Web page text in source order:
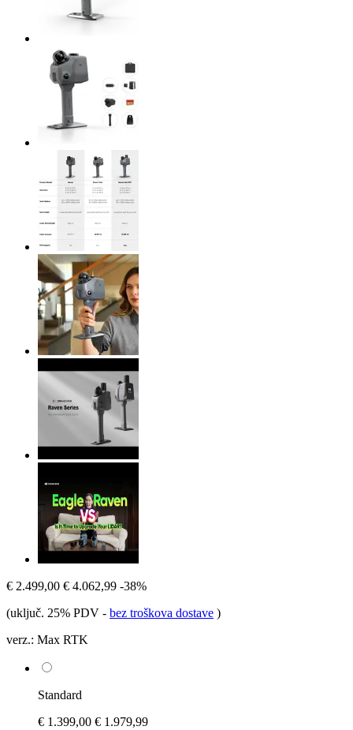
€ 2.499,00 € 4.062,99 -38%
(uključ. 25% PDV - bez troškova dostave )
verz.: Max RTK
Standard
€ 1.399,00 € 1.979,99